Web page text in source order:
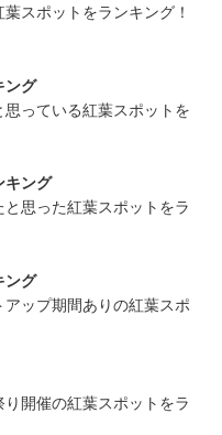
スポットをランキング！
ング
っている紅葉スポットを
キング
思った紅葉スポットをラ
ング
ップ期間ありの紅葉スポ
開催の紅葉スポットをラ